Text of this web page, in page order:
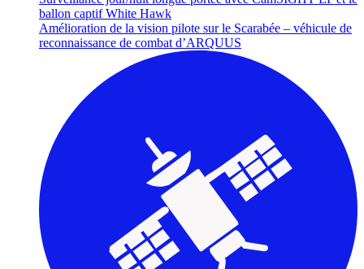
ballon captif White Hawk
Amélioration de la vision pilote sur le Scarabée – véhicule de
reconnaissance de combat d’ARQUUS